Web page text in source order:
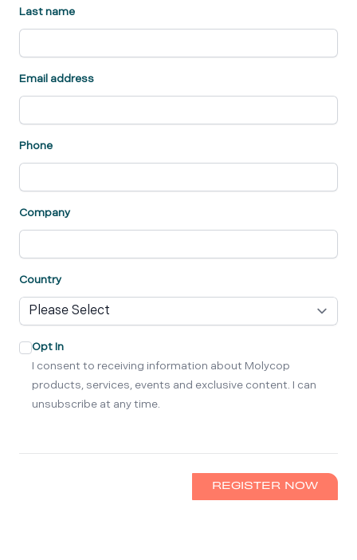
Last name
Email address
Phone
Company
Country
Opt In
I consent to receiving information about Molycop
products, services, events and exclusive content. I can
unsubscribe at any time.
REGISTER NOW